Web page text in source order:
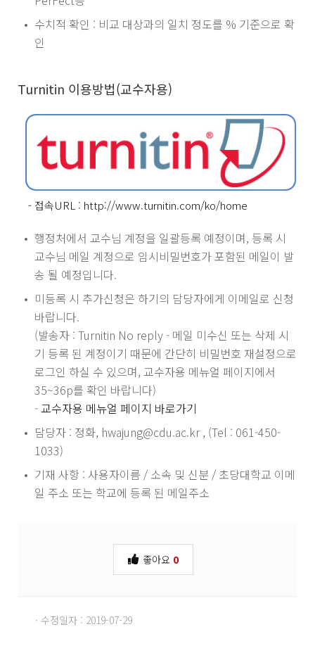
수치적 확인 : 비교 대상과의 일치 정도를 % 기준으로 확
인
Turnitin 이용방법(교수자용)
- 접속URL : http://www.turnitin.com/ko/home
행정처에서 교수님 계정을 일괄등록 예정이며, 등록 시
교수님 메일 계정으로 임시비밀번호가 포함된 메일이 발
송 될 예정입니다.
미등록 시 추가신청은 하기의 담당자에게 이메일로 신청
바랍니다.
(발송자 : Turnitin No reply - 메일 미수신 또는 삭제 시
기 등록 된 계정이기 때문에 간단히 비밀번호 재설정으로
로그인 하실 수 있으며, 교수자용 메뉴얼 페이지에서
35~36p를 확인 바랍니다)
-교수자용 메뉴얼 페이지 바로가기
담당자 : 정화, hwajung@cdu.ac.kr , (Tel : 061-450-
1033)
기재 사항 : 사용자이름 / 소속 및 신분 / 초당대학교 이메
일 주소 또는 학교에 등록 된 메일주소
좋아요 0
· 수정일자 : 2019-07-29